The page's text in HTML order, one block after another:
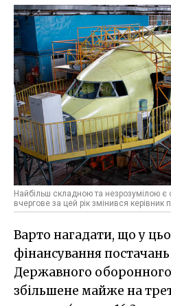
Найбільш складною та незрозумілою є
вчергове за цей рік змінився керівник
Варто нагадати, що у
фінансування
Державного
збільшене майже на